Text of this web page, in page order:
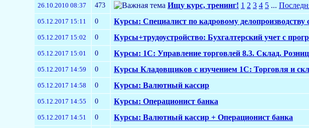
26.10.2010 08:37 473 Ищу курс, тренинг! 1 2 3 4 5 ...
05.12.2017 15:11 0 Курсы: Специалист по кадровому делопроизводству
05.12.2017 15:02 0 Курсы+трудоустройство: Бухгалтерский учет с
05.12.2017 15:01 0 Курсы: 1С: Управление торговлей 8.3. Склад.
05.12.2017 14:59 0 Курсы Кладовщиков с изучением 1С: Торговля и
05.12.2017 14:58 0 Курсы: Валютный кассир
05.12.2017 14:55 0 Курсы: Операционист банка
05.12.2017 14:51 0 Курсы: Валютный кассир + Операционист банка